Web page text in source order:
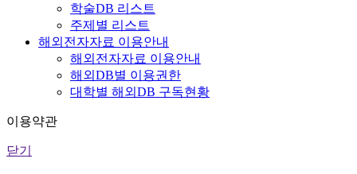
학술DB 리스트
주제별 리스트
해외전자자료 이용안내
해외전자자료 이용안내
해외DB별 이용권한
대학별 해외DB 구독현황
이용약관
닫기